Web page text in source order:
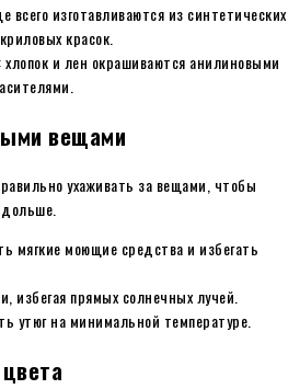
всего изготавливаются из синтетических
красок.
: хлопок и лен окрашиваются анилиновыми
вещами
ухаживать за вещами, чтобы
мягкие моющие средства и избегать
избегая прямых солнечных лучей.
утюг на минимальной температуре.